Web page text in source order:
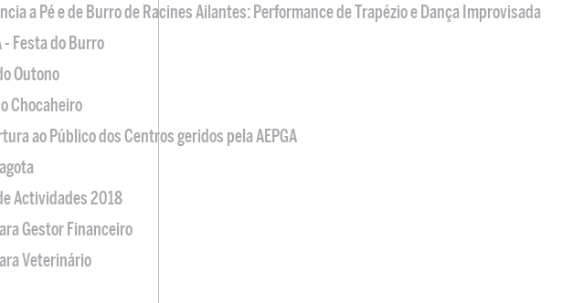
a Pé e de Burro de Racines Ailantes: Performance de Trapézio e Dança Improvisada
- Festa do Burro
Outono
Chocaheiro
ao Público dos Centros geridos pela AEPGA
Actividades 2018
Gestor Financeiro
Veterinário